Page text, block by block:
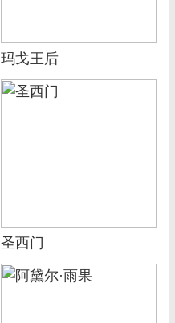
玛戈王后
圣西门